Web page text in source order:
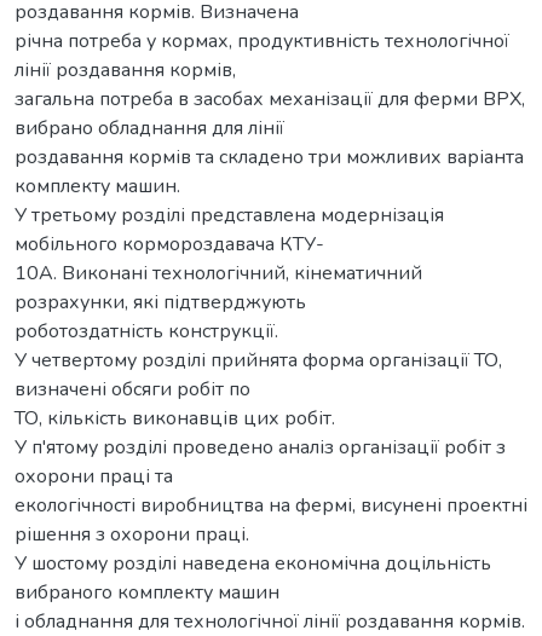
роздавання кормів. Визначена
річна потреба у кормах, продуктивність технологічної
лінії роздавання кормів,
загальна потреба в засобах механізації для ферми ВРХ,
вибрано обладнання для лінії
роздавання кормів та складено три можливих варіанта
комплекту машин.
У третьому розділі представлена модернізація
мобільного кормороздавача КТУ-
10А. Виконані технологічний, кінематичний
розрахунки, які підтверджують
роботоздатність конструкції.
У четвертому розділі прийнята форма організації ТО,
визначені обсяги робіт по
ТО, кількість виконавців цих робіт.
У п'ятому розділі проведено аналіз організації робіт з
охорони праці та
екологічності виробництва на фермі, висунені проектні
рішення з охорони праці.
У шостому розділі наведена економічна доцільність
вибраного комплекту машин
і обладнання для технологічної лінії роздавання кормів.